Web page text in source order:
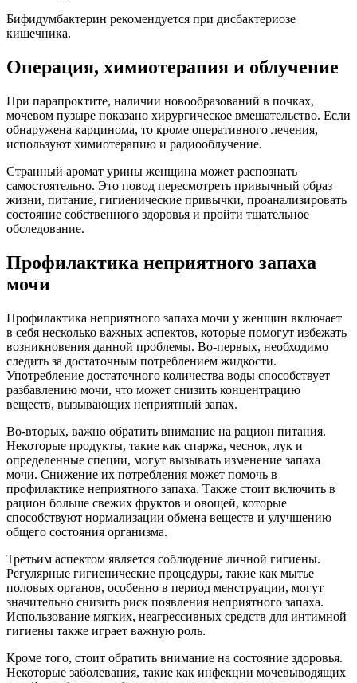
Бифидумбактерин рекомендуется при дисбактериозе
кишечника.
Операция, химиотерапия и облучение
При парапроктите, наличии новообразований в почках,
мочевом пузыре показано хирургическое вмешательство. Если
обнаружена карцинома, то кроме оперативного лечения,
используют химиотерапию и радиооблучение.
Странный аромат урины женщина может распознать
самостоятельно. Это повод пересмотреть привычный образ
жизни, питание, гигиенические привычки, проанализировать
состояние собственного здоровья и пройти тщательное
обследование.
Профилактика неприятного запаха
мочи
Профилактика неприятного запаха мочи у женщин включает
в себя несколько важных аспектов, которые помогут избежать
возникновения данной проблемы. Во-первых, необходимо
следить за достаточным потреблением жидкости.
Употребление достаточного количества воды способствует
разбавлению мочи, что может снизить концентрацию
веществ, вызывающих неприятный запах.
Во-вторых, важно обратить внимание на рацион питания.
Некоторые продукты, такие как спаржа, чеснок, лук и
определенные специи, могут вызывать изменение запаха
мочи. Снижение их потребления может помочь в
профилактике неприятного запаха. Также стоит включить в
рацион больше свежих фруктов и овощей, которые
способствуют нормализации обмена веществ и улучшению
общего состояния организма.
Третьим аспектом является соблюдение личной гигиены.
Регулярные гигиенические процедуры, такие как мытье
половых органов, особенно в период менструации, могут
значительно снизить риск появления неприятного запаха.
Использование мягких, неагрессивных средств для интимной
гигиены также играет важную роль.
Кроме того, стоит обратить внимание на состояние здоровья.
Некоторые заболевания, такие как инфекции мочевыводящих